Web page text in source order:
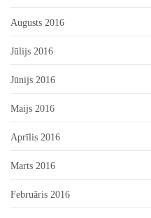
Augusts 2016
Jūlijs 2016
Jūnijs 2016
Maijs 2016
Aprīlis 2016
Marts 2016
Februāris 2016